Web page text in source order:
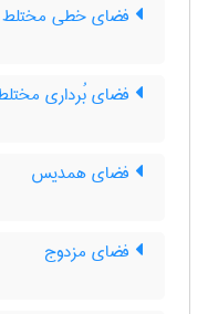
فضای خطی مختلط
فضای بُرداری
فضای همدیس
فضای مزدوج